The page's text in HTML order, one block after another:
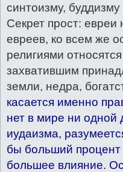
синтоизму,
Секрет прост: евреи
евреев, ко всем же
религиями
захватившим
земли, недра,
касается именно
нет в мире ни одной
иудаизма,
бы больший
большее влияние.